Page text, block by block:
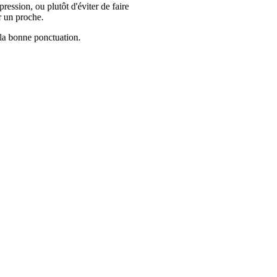
ou plutôt d'éviter de faire
un proche.
bonne ponctuation.